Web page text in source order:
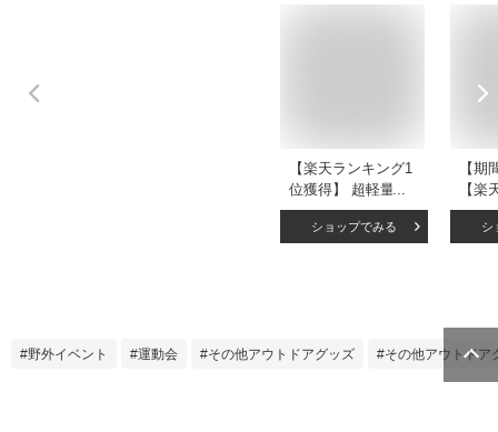
【楽天ランキング1
位獲得】 超軽量ス
マホ三脚 / 目盛り付
き｜長い 高い スマ
145cm 送料無料
ショップでみる
【期
【楽
位獲
ホス
コン
用三
シ
野外イベント 運動会 その他アウトドアグッズ その他アウトドア